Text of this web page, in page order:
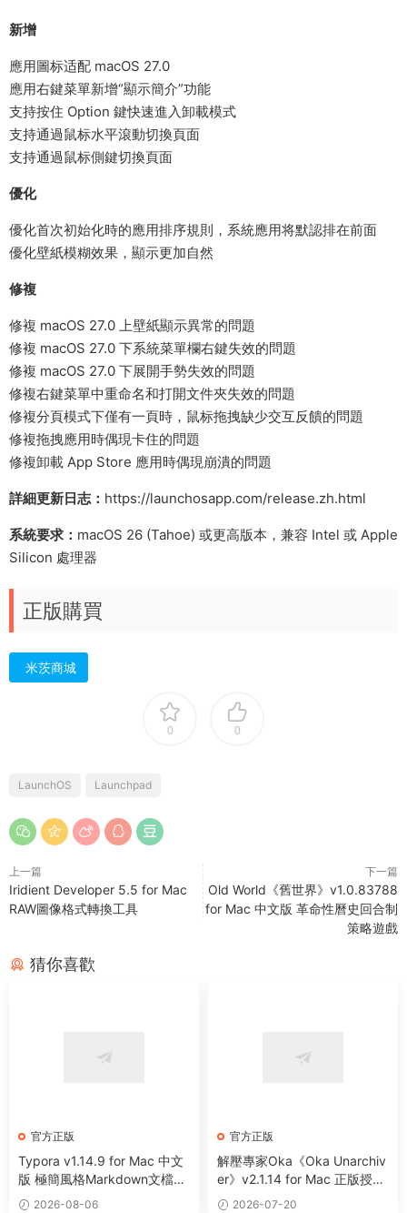
新增
應用圖标适配 macOS 27.0
應用右鍵菜單新增“顯示簡介”功能
支持按住 Option 鍵快速進入卸載模式
支持通過鼠标水平滾動切換頁面
支持通過鼠标側鍵切換頁面
優化
優化首次初始化時的應用排序規則，系統應用将默認排在前面
優化壁紙模糊效果，顯示更加自然
修複
修複 macOS 27.0 上壁紙顯示異常的問題
修複 macOS 27.0 下系統菜單欄右鍵失效的問題
修複 macOS 27.0 下展開手勢失效的問題
修複右鍵菜單中重命名和打開文件夾失效的問題
修複分頁模式下僅有一頁時，鼠标拖拽缺少交互反饋的問題
修複拖拽應用時偶現卡住的問題
修複卸載 App Store 應用時偶現崩潰的問題
詳細更新日志： https://launchosapp.com/release.zh.html
系統要求： macOS 26 (Tahoe) 或更高版本，兼容 Intel 或 Apple
Silicon 處理器
正版購買
米茨商城
0 0
LaunchOS Launchpad
上一篇
Iridient Developer 5.5 for Mac
RAW圖像格式轉換工具
下一篇
Old World《舊世界》v1.0.83788
for Mac 中文版 革命性曆史回合制
策略遊戲
猜你喜歡
官方正版
Typora v1.14.9 for Mac 中文
版 極簡風格Markdown文檔寫
作編輯閱讀器
2026-08-06
官方正版
解壓專家Oka《Oka Unarchiv
er》v2.1.14 for Mac 正版授權
碼 Mac文件壓縮及解壓工具
2026-07-20